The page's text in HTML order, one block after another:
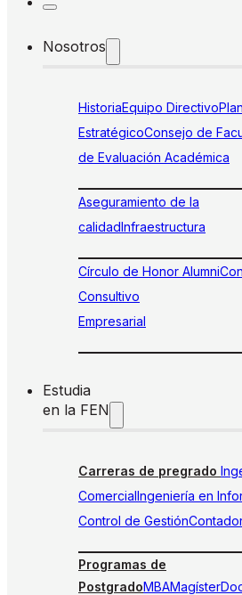
Nosotros
HistoriaEquipo DirectivoPlan
EstratégicoConsejo de
de Evaluación Académica
Aseguramiento de la
calidadInfraestructura
Círculo de Honor Alumni
Consultivo
Empresarial
Estudia
en la FEN
Carreras de pregrado
ComercialIngeniería en
Control de Gestión
Programas de
PostgradoMBAMagíster